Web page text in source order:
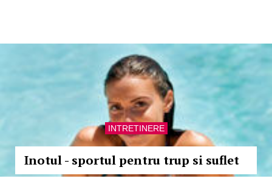
INTRETINERE
Inotul - sportul pentru trup si suflet